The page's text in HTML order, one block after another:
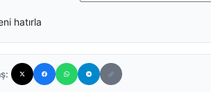
hatırla